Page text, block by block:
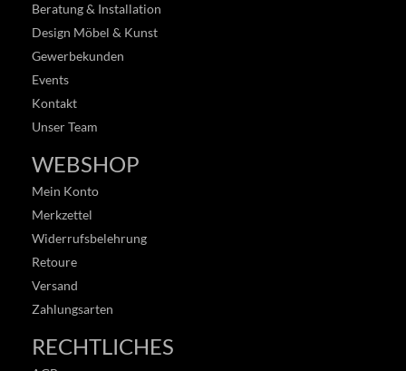
Beratung & Installation
Design Möbel & Kunst
Gewerbekunden
Events
Kontakt
Unser Team
WEBSHOP
Mein Konto
Merkzettel
Widerrufsbelehrung
Retoure
Versand
Zahlungsarten
RECHTLICHES